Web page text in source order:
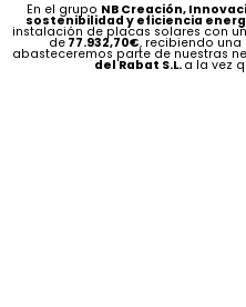
En el grupo NB Creación,
sostenibilidad y eficiencia
instalación de placas solares con
de 77.932,70€, recibiendo
abasteceremos parte de nuestras
del Rabat S.L. a la vez